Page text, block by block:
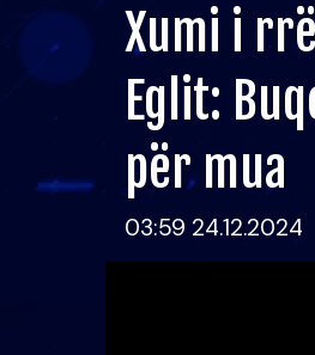
Xumi i
Eglit:
për mua
03:59 24.12.2024